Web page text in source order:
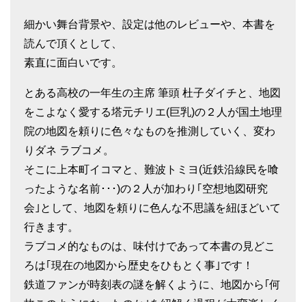
細かい舞台背景や、設定は他のレビューや、本書を
読んで頂くとして、
素直に面白いです。
とある高校の一年生の主席 筆頭 杜子ダイチと、地図
をこよなく愛する塔元チリエ(巨乳)の２人が国土地理
院の地図を頼りに色々なものを推測していく、変わ
りダネ ラブコメ。
そこに上本町イコマと、難波トミヨ(近鉄沿線民を喰
ったような名前･･･)の２人が加わり｢空想地図研究
会｣として、地図を頼りに色んな不思議を紐ほどいて
行きます。
ラブコメ的なものは、味付けであって本書の見どこ
ろは｢現在の地図から歴史をひもとく事｣です！
鉄道ファンが時刻表の謎を解くように、地図から｢何